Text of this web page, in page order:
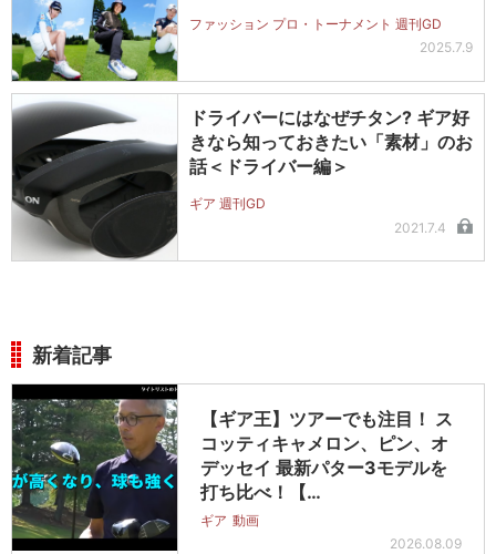
ファッション プロ・トーナメント 週刊GD
2025.7.9
ドライバーにはなぜチタン? ギア好
きなら知っておきたい「素材」のお
話＜ドライバー編＞
ギア 週刊GD
2021.7.4
新着記事
【ギア王】ツアーでも注目！ ス
コッティキャメロン、ピン、オ
デッセイ 最新パター3モデルを
打ち比べ！【…
ギア 動画
2026.08.09